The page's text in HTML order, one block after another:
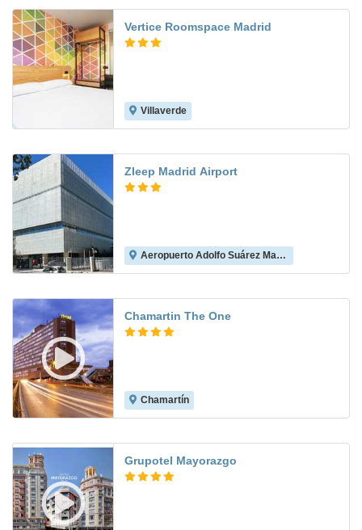
Vertice Roomspace Madrid
Villaverde
Zleep Madrid Airport
Aeropuerto Adolfo Suárez Madrid-Barajas
Chamartin The One
Chamartín
Grupotel Mayorazgo